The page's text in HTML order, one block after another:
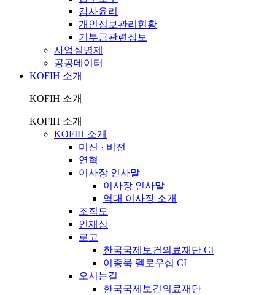
감사윤리
개인정보관리현황
기부금관련정보
사업실명제
공공데이터
KOFIH 소개
KOFIH 소개
KOFIH 소개
KOFIH 소개
미션 · 비전
연혁
이사장 인사말
이사장 인사말
역대 이사장 소개
조직도
인재상
로고
한국국제보건의료재단 CI
이종욱 펠로우십 CI
오시는길
한국국제보건의료재단